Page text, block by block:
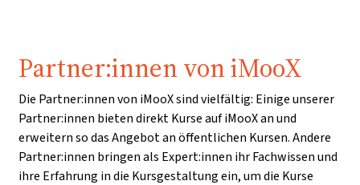
Partner:innen von iMooX
Die Partner:innen von iMooX sind vielfältig: Einige unserer
Partner:innen bieten direkt Kurse auf iMooX an und
erweitern so das Angebot an öffentlichen Kursen. Andere
Partner:innen bringen als Expert:innen ihr Fachwissen und
ihre Erfahrung in die Kursgestaltung ein, um die Kurse